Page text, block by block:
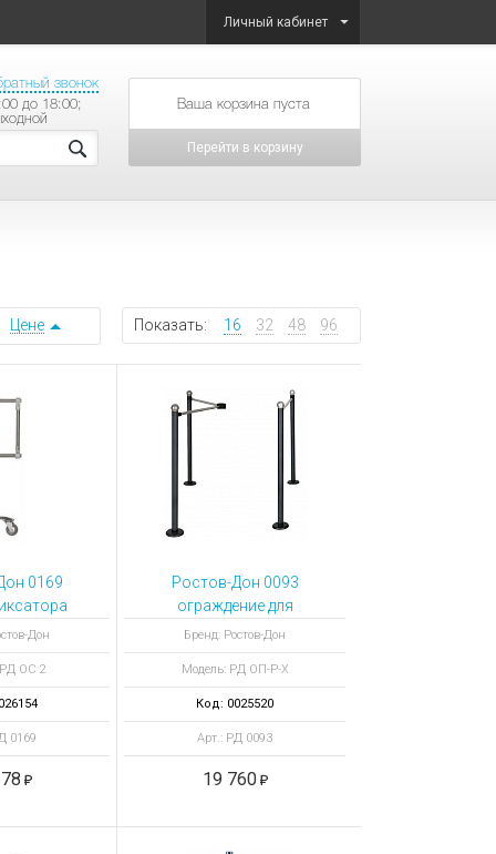
Личный кабинет
звонок
до 18:00;
товаров на сумму
Перейти в корзину
Показать: 16 32 48 96
Цене
0169
2-1
Дон
ОС 2
0169
Ростов-Дон 0093
ограждение для
роторных
полуростовых
турникетов ОПР ХРОМ
Бренд: Ростов-Дон
Модель: РД ОП-Р-Х
Код: 0025520
Арт.: РД 0093
19 760